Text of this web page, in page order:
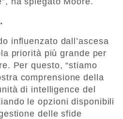
influenzato dall’ascesa
priorità più grande per
Per questo, “stiamo
comprensione della
di intelligence del
le opzioni disponibili
delle sfide